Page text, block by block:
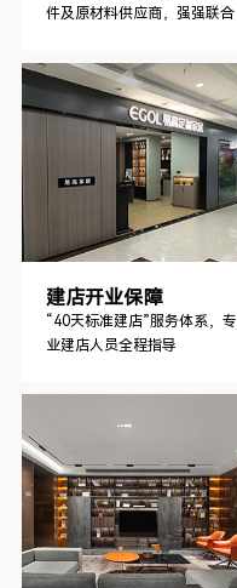
件及原材料供应商，强强联合
建店开业保障
“40天标准建店”服务体系，专
业建店人员全程指导